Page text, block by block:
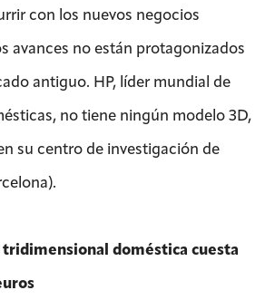
con los nuevos negocios
avances no están protagonizados
antiguo. HP, líder mundial de
no tiene ningún modelo 3D,
su centro de investigación de
doméstica cuesta